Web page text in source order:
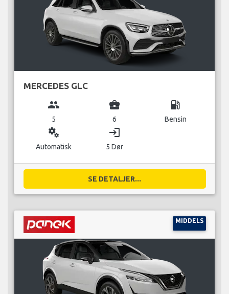
MERCEDES GLC
group
5
business_center
6
local_gas_station
Bensin
miscellaneous_services
Automatisk
login
5 Dør
SE DETALJER...
MIDDELS